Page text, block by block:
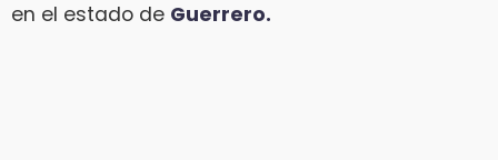
en el estado de Guerrero.